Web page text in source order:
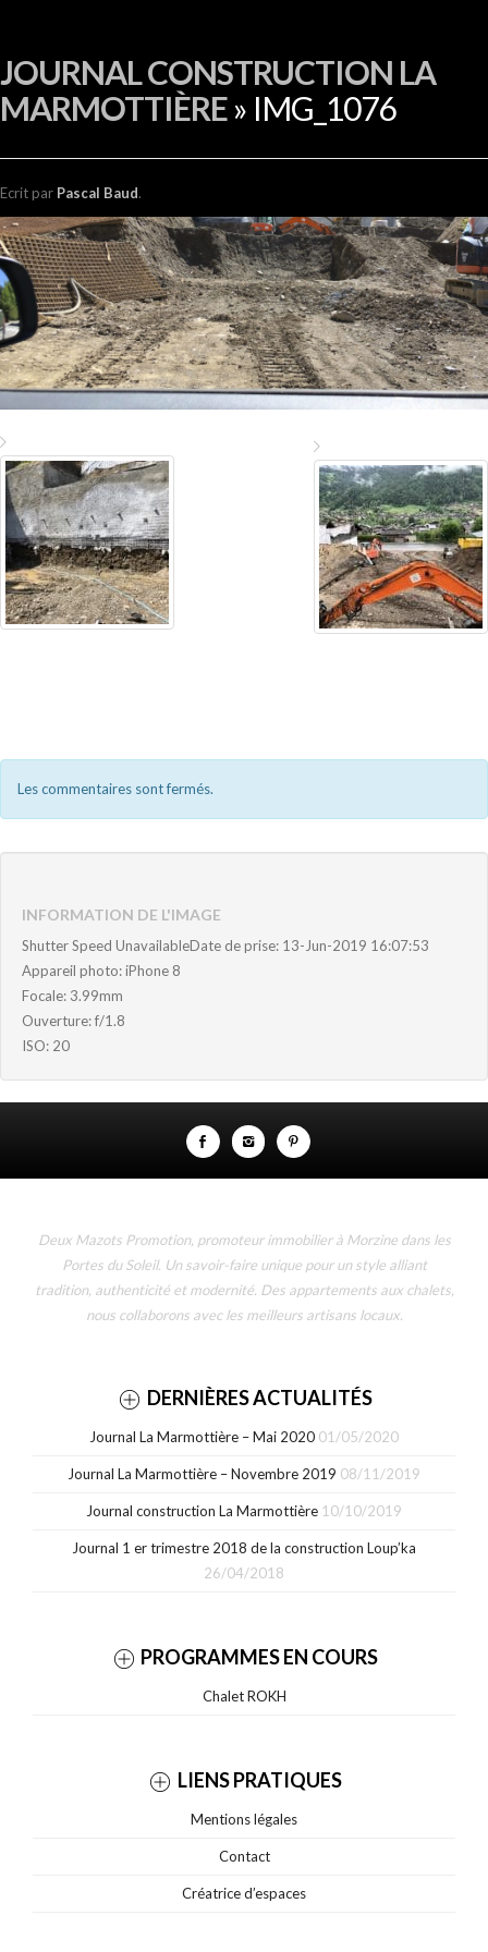
JOURNAL CONSTRUCTION LA
MARMOTTIÈRE» IMG_1076
Ecrit par Pascal Baud.
Les commentaires sont fermés.
INFORMATION DE L'IMAGE
Shutter Speed UnavailableDate de prise: 13-Jun-2019 16:07:53
Appareil photo: iPhone 8
Focale: 3.99mm
Ouverture: f/1.8
ISO: 20
Deux Mazots Promotion, promoteur immobilier à Morzine dans les
Portes du Soleil. Un savoir-faire unique pour un style alliant
tradition, authenticité et modernité. Des appartements aux chalets,
nous collaborons avec les meilleurs artisans locaux.
DERNIÈRES ACTUALITÉS
Journal La Marmottière – Mai 2020 01/05/2020
Journal La Marmottière – Novembre 2019 08/11/2019
Journal construction La Marmottière 10/10/2019
Journal 1 er trimestre 2018 de la construction Loup’ka
26/04/2018
PROGRAMMES EN COURS
Chalet ROKH
LIENS PRATIQUES
Mentions légales
Contact
Créatrice d’espaces